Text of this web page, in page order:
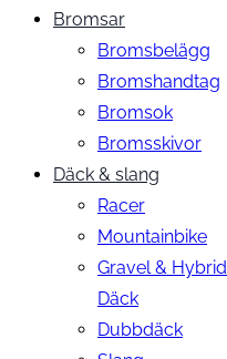
Bromsar
Bromsbelägg
Bromshandtag
Bromsok
Bromsskivor
Däck & slang
Racer
Mountainbike
Gravel & Hybrid
Däck
Dubbdäck